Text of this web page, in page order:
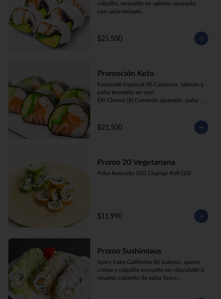
cebollín, envuelto en salmón apanado
con salsa teriyaki
Sake Ebi (8) Camarón, salmón, queso
crema y cebollín envuelto en palta.
$21.500
Promoción Keto
Futomaki Especial (8) Camarón, salmón y
palta envuelto en nori
Ebi Chesse (8) Camarón apanado, palta y
Sake Ebi (8) Camarón, salmón, queso
crema y cebollín envuelto en palta.
$21.500
Promo 20 Vegetariana
Prika Avocado (10) Champi Roll (10)
$11.990
Promo Sushimiaus
Spicy Sake California (8) Salmón, queso
crema y cebollín envuelto en ciboulette o
sésamo cubierto de salsa Spicy.